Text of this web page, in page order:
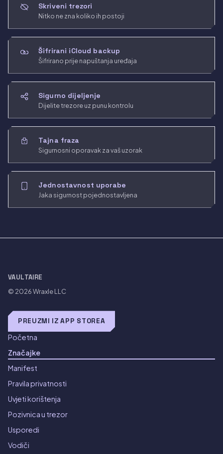
Skriveni trezori
Nitko ne zna koliko ih postoji
Šifrirani iCloud backup
Šifrirano prije napuštanja uređaja
Sigurno dijeljenje
Dijelite trezore uz punu kontrolu
Tajna fraza
Sigurnosni oporavak za vaš uzorak
Jednostavnost uporabe
Jaka sigurnost pojednostavljena
VAULTAIRE
© 2026Wraxle LLC
PREUZMI IZ APP STOREA
Početna
Značajke
Manifest
Pravila privatnosti
Uvjeti korištenja
Pozivnica u trezor
Usporedi
Vodiči